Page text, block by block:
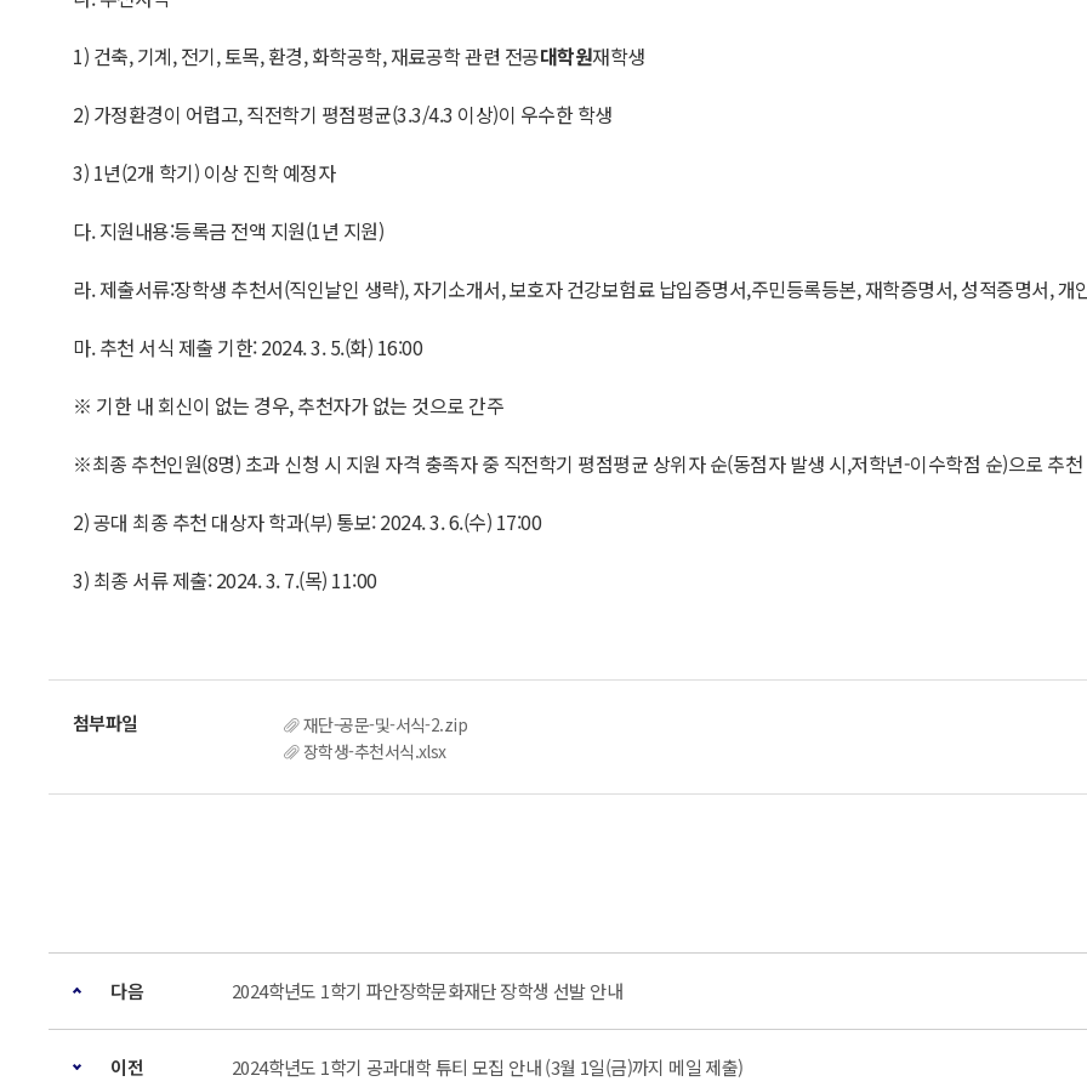
1) 건축, 기계, 전기, 토목, 환경, 화학공학, 재료공학 관련 전공대학원재학생
2) 가정환경이 어렵고, 직전학기 평점평균(3.3/4.3 이상)이 우수한 학생
3) 1년(2개 학기) 이상 진학 예정자
다. 지원내용:등록금 전액 지원(1년 지원)
라. 제출서류:장학생 추천서(직인날인 생략), 자기소개서, 보호자 건강보험료 납입증명서,주민등록등본, 재학증명서, 성적증명서,
마. 추천 서식 제출 기한: 2024. 3. 5.(화) 16:00
※ 기한 내 회신이 없는 경우, 추천자가 없는 것으로 간주
※최종 추천인원(8명) 초과 신청 시 지원 자격 충족자 중 직전학기 평점평균 상위자 순(동점자 발생 시,저학년-이수학점 순)으로 추
2) 공대 최종 추천 대상자 학과(부) 통보: 2024. 3. 6.(수) 17:00
3) 최종 서류 제출: 2024. 3. 7.(목) 11:00
재단-공문-및-서식-2.zip
장학생-추천서식.xlsx
다음 2024학년도 1학기 파안장학문화재단 장학생 선발 안내
이전 2024학년도 1학기 공과대학 튜티 모집 안내 (3월 1일(금)까지 메일 제출)